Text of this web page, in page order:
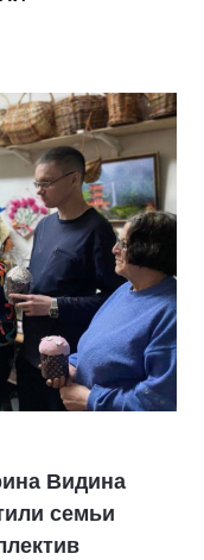
Видина
семьи